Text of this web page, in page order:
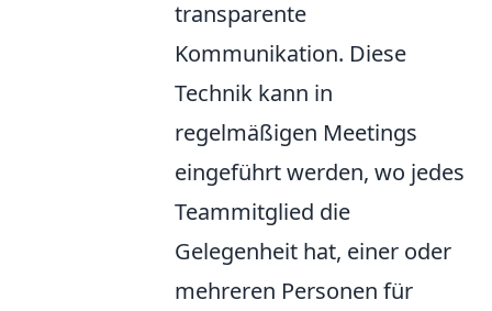
transparente
Kommunikation. Diese
Technik kann in
regelmäßigen Meetings
eingeführt werden, wo jedes
Teammitglied die
Gelegenheit hat, einer oder
mehreren Personen für